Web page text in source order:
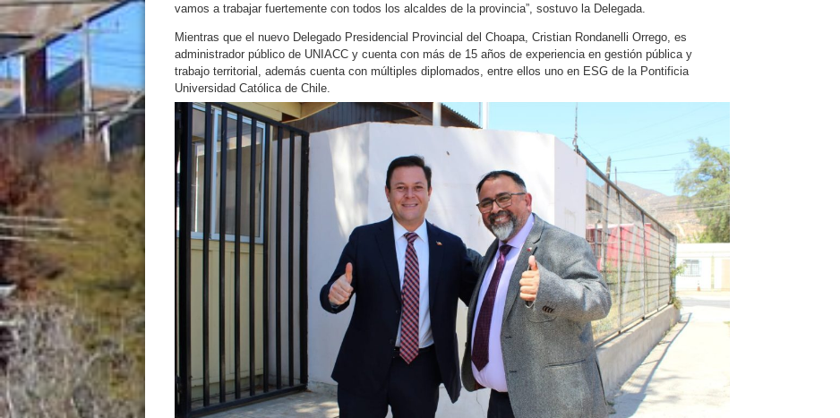
vamos a trabajar fuertemente con todos los alcaldes de la provincia”, sostuvo la Delegada.
Mientras que el nuevo Delegado Presidencial Provincial del Choapa, Cristian Rondanelli Orrego, es
administrador público de UNIACC y cuenta con más de 15 años de experiencia en gestión pública y
trabajo territorial, además cuenta con múltiples diplomados, entre ellos uno en ESG de la Pontificia
Universidad Católica de Chile.